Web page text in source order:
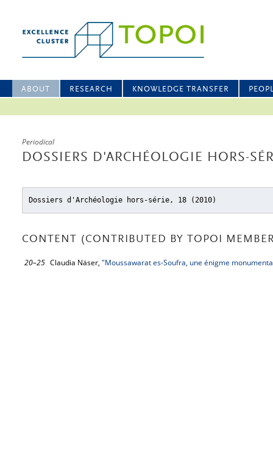
ABOUT RESEARCH KNOWLEDGE TRANSFER
Periodical
DOSSIERS D'ARCHÉOLOGIE HORS-
Dossiers d'Archéologie hors-série, 18 (2010)
CONTENT (CONTRIBUTED BY TOPOI
20–25 Claudia Näser, "Moussawarat es-Soufra, une énigme